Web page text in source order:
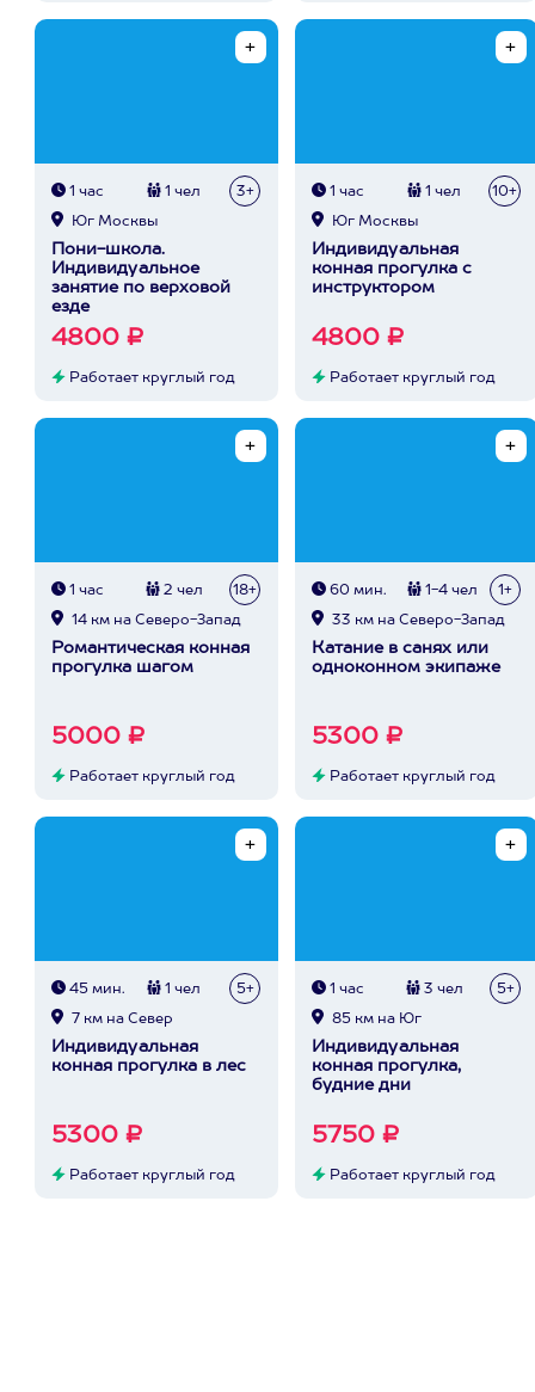
1 час 1 чел 3+
Юг Москвы
Пони-школа.
Индивидуальное
занятие по верховой
езде
4800 ₽
Работает круглый год
1 час 1 чел 10+
Юг Москвы
Индивидуальная
конная прогулка с
инструктором
4800 ₽
Работает круглый год
1 час 2 чел 18+
14 км на Северо-Запад
Романтическая конная
прогулка шагом
5000 ₽
Работает круглый год
60 мин. 1-4 чел 1+
33 км на Северо-Запад
Катание в санях или
одноконном экипаже
5300 ₽
Работает круглый год
45 мин. 1 чел 5+
7 км на Север
Индивидуальная
конная прогулка в лес
5300 ₽
Работает круглый год
1 час 3 чел 5+
85 км на Юг
Индивидуальная
конная прогулка,
будние дни
5750 ₽
Работает круглый год